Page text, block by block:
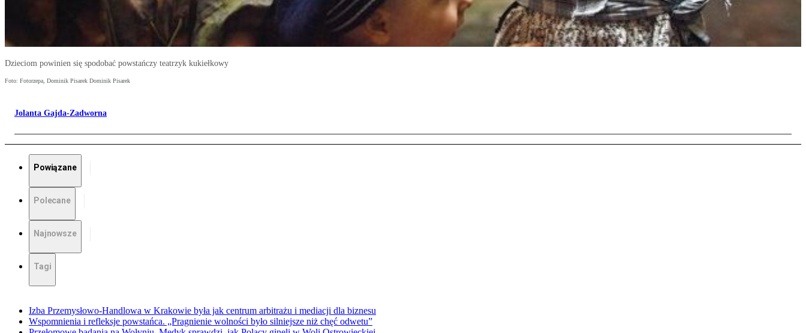
Dzieciom powinien się spodobać powstańczy teatrzyk kukiełkowy
Foto: Fotorzepa, Dominik Pisarek Dominik Pisarek
Jolanta Gajda-Zadworna
Powiązane
Polecane
Najnowsze
Tagi
Izba Przemysłowo-Handlowa w Krakowie była jak centrum arbitrażu i mediacji dla biznesu
Wspomnienia i refleksje powstańca. „Pragnienie wolności było silniejsze niż chęć odwetu”